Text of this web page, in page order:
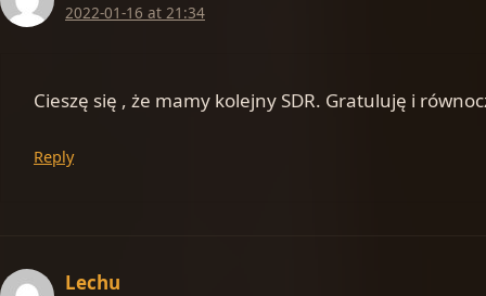
2022-01-16 at 21:34
Cieszę się , że mamy kolejny SDR. Gratuluję i
Reply
Lechu